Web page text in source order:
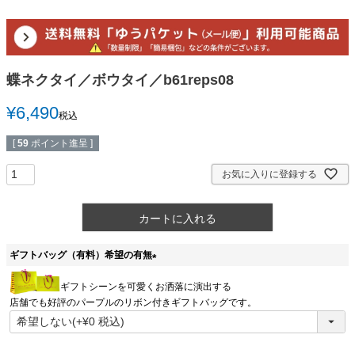
蝶ネクタイ／ボウタイ／b61reps08
¥6,490税込
[ 59 ポイント進呈 ]
お気に入りに登録する
カートに入れる
ギフトバッグ（有料）希望の有無
必
須
ギフトシーンを可愛くお洒落に演出する
店舗でも好評のパープルのリボン付きギフトバッグです。